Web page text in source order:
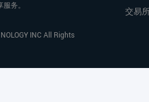
务。
INC All Rights
交易